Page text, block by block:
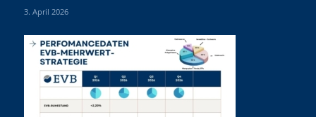
3. April 2026